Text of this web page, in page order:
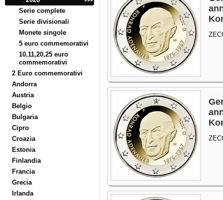
Serie complete
Serie divisionali
Monete singole
5 euro commemorativi
10,11,20,25 euro
commemorativi
2 Euro commemorativi
Andorra
Austria
Belgio
Bulgaria
Cipro
Croazia
Estonia
Finlandia
Francia
Grecia
Irlanda